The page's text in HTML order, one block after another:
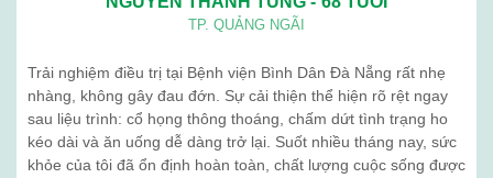
TP. QUẢNG NGÃI
Trải nghiệm điều trị tại Bệnh viện Bình Dân Đà Nẵng rất nhẹ
nhàng, không gây đau đớn. Sự cải thiện thể hiện rõ rệt ngay
sau liệu trình: cổ họng thông thoáng, chấm dứt tình trạng ho
kéo dài và ăn uống dễ dàng trở lại. Suốt nhiều tháng nay, sức
khỏe của tôi đã ổn định hoàn toàn, chất lượng cuộc sống được